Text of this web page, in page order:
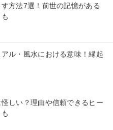
方法7選！前世の記憶がある
ル・風水における意味！縁起
しい？理由や信頼できるヒー